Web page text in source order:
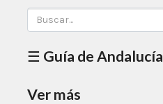
☰ Guía de Andalucía
Ver más